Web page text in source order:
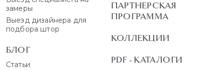
замеры
Выезд дизайнера для
подбора штор
БЛОГ
Статьи
ПАРТНЕРСКАЯ
ПРОГРАММА
КОЛЛЕКЦИИ
PDF - КАТАЛОГИ